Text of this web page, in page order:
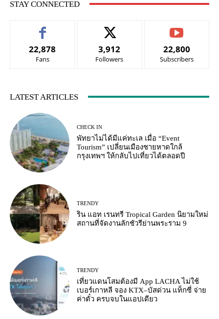
STAY CONNECTED
22,878
Fans
3,912
Followers
22,800
Subscribers
LATEST ARTICLES
CHECK IN
พัทยาไม่ได้มีแค่ทะเล เมื่อ “Event
Tourism” เปลี่ยนเมืองชายหาดใกล้
กรุงเทพฯ ให้กลับไปเที่ยวได้ตลอดปี
TRENDY
ริน แอท เรนทรี Tropical Garden นิยามใหม่
สถานที่จัดงานลักชัวรีย่านพระราม 9
TRENDY
เที่ยวแดนโสมต้องมี App LACHA ไม่ใช้
เบอร์เกาหลี จอง KTX–บัสด่วน แท็กซี่ จ่าย
ค่าตั๋ว ครบจบในแอปเดียว